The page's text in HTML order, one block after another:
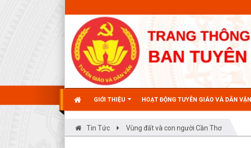
GIỚI THIỆU HOẠT ĐỘNG TUYÊN GIÁO VÀ DÂN VẬN
Tin Tức Vùng đất và con người Cần Thơ